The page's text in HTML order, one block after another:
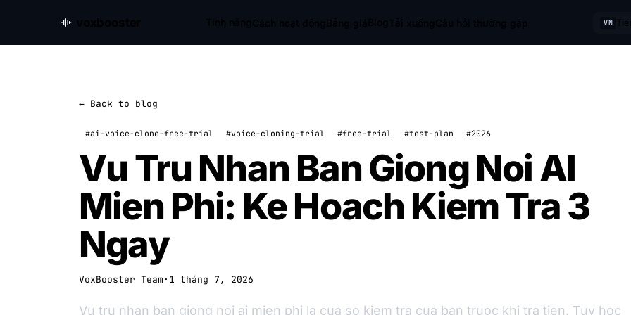
VN
← Back to blog
#ai-voice-clone-free-trial #voice-cloning-trial #free-trial #test-plan #2026
Vu Tru Nhan Ban Giong Noi AI
Mien Phi: Ke Hoach Kiem Tra 3
Ngay
VoxBooster Team · 1 tháng 7, 2026
Vu tru nhan ban giong noi ai mien phi la cua so kiem tra cua ban truoc khi tra tien. Tuy hoc